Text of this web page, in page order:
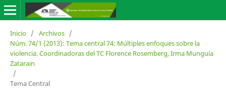
Inicio / Archivos /
Núm. 74/1 (2013): Tema central 74: Múltiples enfoques sobre la
violencia. Coordinadoras del TC Florence Rosemberg, Irma Munguía
Zatarain
/
Tema Central